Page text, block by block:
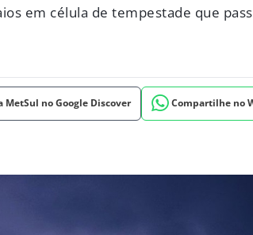
em célula de tempestade que
MetSul no Google Discover Compartilhe no